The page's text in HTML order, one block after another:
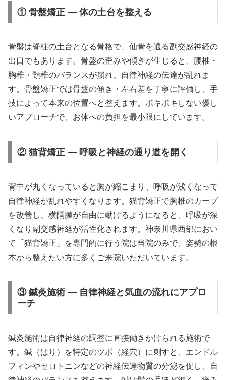
① 骨盤矯正 — 体の土台を整える
骨盤は脊柱の土台となる骨格で、仙骨を通る副交感神経の
出口でもあります。骨盤の歪みや傾きが生じると、腰椎・
胸椎・頸椎のバランスが崩れ、自律神経の伝達が乱れま
す。骨盤矯正では骨盤の傾き・左右差を丁寧に評価し、手
技によって本来の位置へと整えます。ボキボキしない優し
いアプローチで、お体への負担を最小限にしています。
② 猫背矯正 — 呼吸と神経の通り道を開く
背中が丸くなっていると胸が縮こまり、呼吸が浅くなって
自律神経が乱れやすくなります。猫背矯正で胸椎のカーブ
を改善し、横隔膜が自由に動けるようになると、呼吸が深
くなり副交感神経が活性化されます。神奈川県西部におい
て「猫背矯正」を専門的に行う院は当院のみで、姿勢の根
本から整えたい方に多くご来院いただいています。
③ 鍼灸施術 — 自律神経と気血の流れにアプロ
ーチ
鍼灸施術は自律神経の調整に直接働きかけられる施術で
す。鍼（はり）を特定のツボ（経穴）に刺すと、エンドル
フィンやセロトニンなどの神経伝達物質の分泌を促し、自